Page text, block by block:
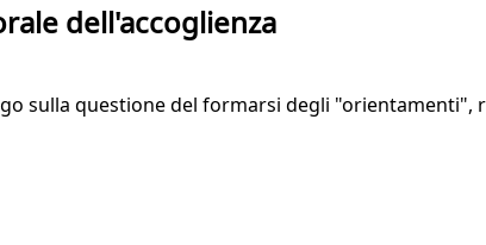
dell'accoglienza
sulla questione del formarsi degli